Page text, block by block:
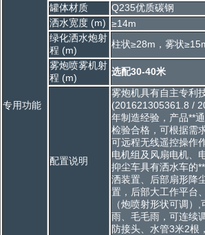
专用功能
罐体材质
Q235优质碳钢
洒水宽度 (m) ≥14m
绿化洒水炮射
程 (m)
柱状≥28m，雾状
雾炮喷雾机射
程 (m)
选配30-40米
配置说明
雾炮机具有自主专利
(201621305361.8 /
年制造经验，产品**
检验合格，可根据需
可远程无线遥控操作
电机组及风扇电机、
抑尘车具有洒水车的
洒装置、后部扇形降
置，后部大工作平台
（炮喷射形状可调）
雨、毛毛雨，可连续
防接头、水管3米2根